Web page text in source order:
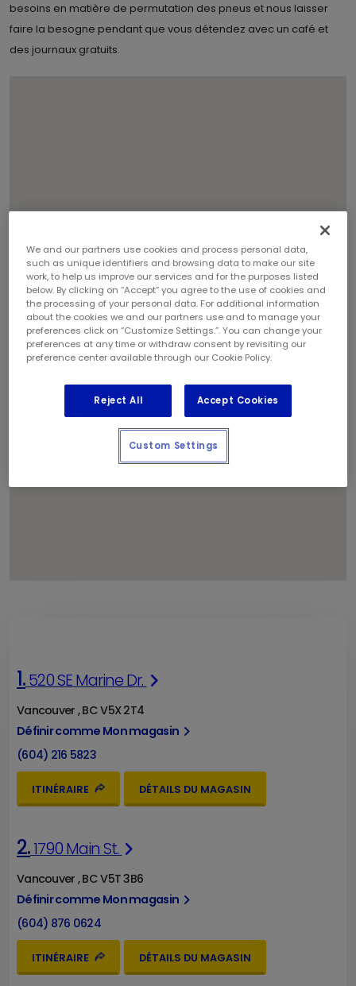
besoins en matière de permutation des pneus et nous laisser
faire la besogne pendant que vous détendez avec un café et
des journaux gratuits.
1
2
3
4
1.520 SE Marine Dr.
Vancouver , BC V5X 2T4
Définir comme Mon magasin
(604) 216 5823
ITINÉRAIRE DÉTAILS DU MAGASIN
2.1790 Main St.
Vancouver , BC V5T 3B6
Définir comme Mon magasin
(604) 876 0624
ITINÉRAIRE DÉTAILS DU MAGASIN
We and our partners use cookies and process personal data,
such as unique identifiers and browsing data to make our site
work, to help us improve our services and for the purposes listed
below. By clicking on “Accept” you agree to the use of cookies and
the processing of your personal data. For additional information
about the cookies we and our partners use and to manage your
preferences click on “Customize Settings.”. You can change your
preferences at any time or withdraw consent by revisiting our
preference center available through our Cookie Policy.
Reject All Accept Cookies
Custom Settings